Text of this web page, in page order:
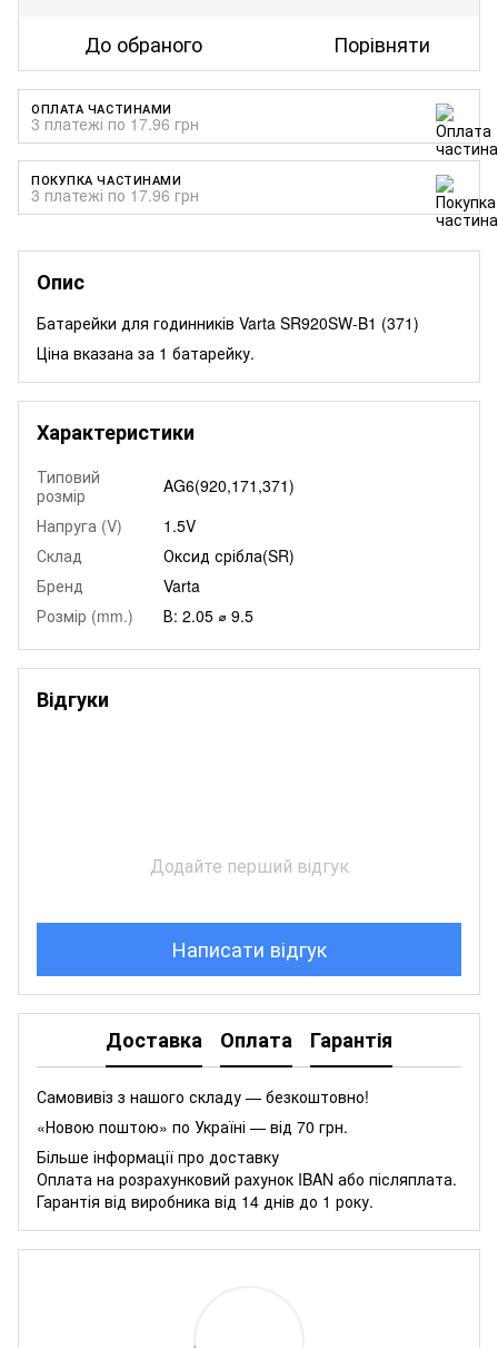
До обраного Порівняти
ОПЛАТА ЧАСТИНАМИ
3 платежі по 17.96 грн
ПОКУПКА ЧАСТИНАМИ
3 платежі по 17.96 грн
Опис
Батарейки для годинників Varta SR920SW-B1 (371)
Ціна вказана за 1 батарейку.
Характеристики
Типовий
розмір
AG6(920,171,371)
Напруга (V)
1.5V
Склад
Оксид срібла(SR)
Бренд
Varta
Розмір (mm.)
В: 2.05 ⌀ 9.5
Відгуки
Додайте перший відгук
Написати відгук
Доставка Оплата Гарантія
Самовивіз з нашого складу — безкоштовно!
«Новою поштою» по Україні — від 70 грн.
Більше інформації про доставку
Оплата на розрахунковий рахунок IBAN або післяплата.
Гарантія від виробника від 14 днів до 1 року.